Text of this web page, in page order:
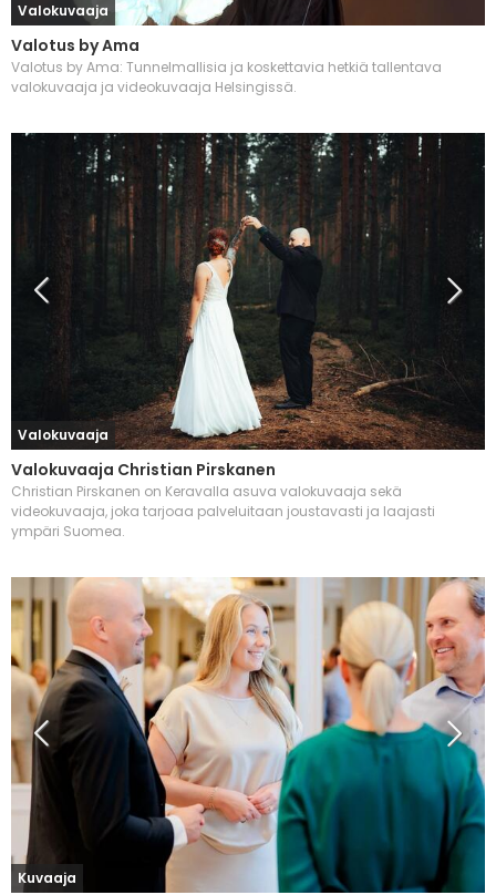
Valokuvaaja
Valotus by Ama
Valotus by Ama: Tunnelmallisia ja koskettavia hetkiä tallentava
valokuvaaja ja videokuvaaja Helsingissä.
Valokuvaaja
Valokuvaaja Christian Pirskanen
Christian Pirskanen on Keravalla asuva valokuvaaja sekä
videokuvaaja, joka tarjoaa palveluitaan joustavasti ja laajasti
ympäri Suomea.
Kuvaaja